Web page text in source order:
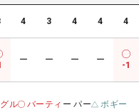
4 3 4 4 4
ー ー ー ー
-1
ル バーティ ー パー ボギー